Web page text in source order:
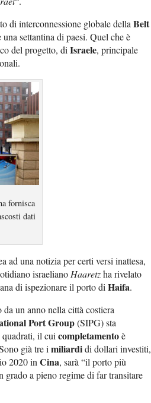
di interconnessione globale dellaBelt
settantina di paesi. Quel che è
del progetto, diIsraele, principale
fornisca
dati
ad una notizia per certi versi inattesa,
israeliano Haaretzha rivelato
di ispezionare il porto di Haifa.
un anno nella città costiera
Port Group(SIPG) sta
quadrati, il cui completamentoè
già tre i miliardidi dollari investiti,
2020 in Cina, sarà “il porto più
grado a pieno regime di far transitare